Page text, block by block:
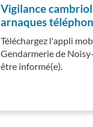
Vigilance
arnaques
Téléchargez l'appli
Gendarmerie de
être informé(e).